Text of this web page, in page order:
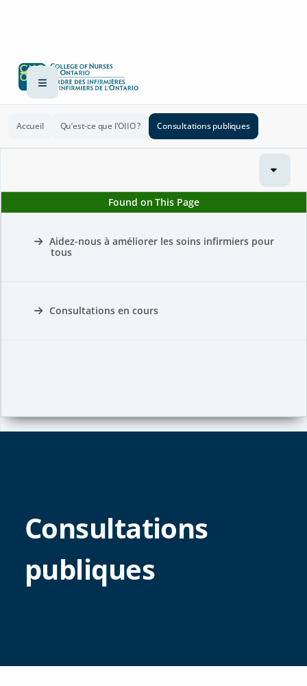
Accueil Qu’est-ce que l'OIIO ? Consultations publiques
Found on This Page
Aidez-nous à améliorer les soins infirmiers pour
tous
Consultations en cours
Consultations
publiques